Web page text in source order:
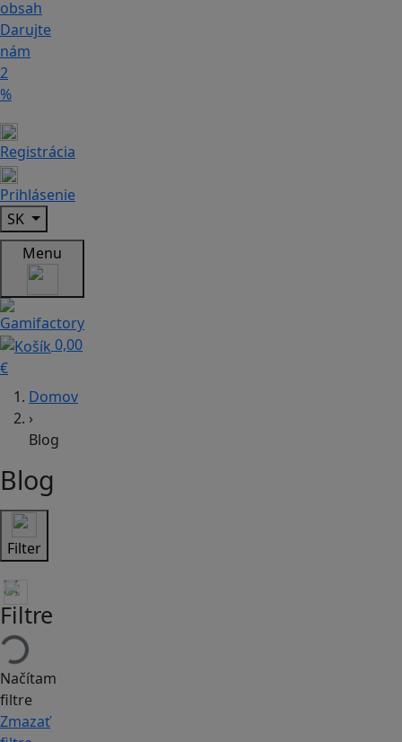
obsah
Darujte
nám
2
%
Registrácia
Prihlásenie
SK
Menu
0,00
€
Domov
›
Blog
Blog
Filter
Filtre
Načítam
filtre
Zmazať